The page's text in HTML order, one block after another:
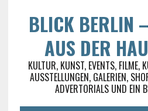
BLICK BERLIN
AUS DER
KULTUR, KUNST, EVENTS, FILME,
AUSSTELLUNGEN, GALERIEN,
ADVERTORIALS UND EIN